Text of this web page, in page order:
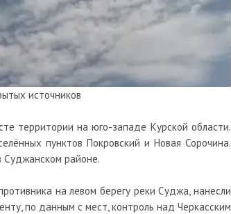
источников
территории на юго-западе Курской области.
пунктов Покровский и Новая Сорочина.
районе.
на левом берегу реки Суджа, нанесли
по данным с мест, контроль над Черкасским